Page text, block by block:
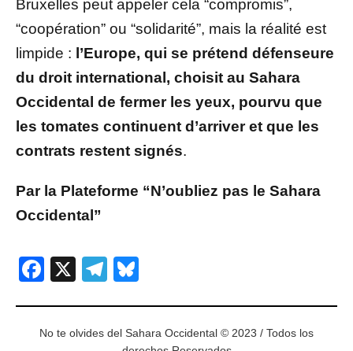
Bruxelles peut appeler cela “compromis”,
“coopération” ou “solidarité”, mais la réalité est
limpide : l’Europe, qui se prétend défenseure
du droit international, choisit au Sahara
Occidental de fermer les yeux, pourvu que
les tomates continuent d’arriver et que les
contrats restent signés.
Par la Plateforme “N’oubliez pas le Sahara
Occidental”
Facebook
X Telegram
No te olvides del Sahara Occidental © 2023 / Todos los